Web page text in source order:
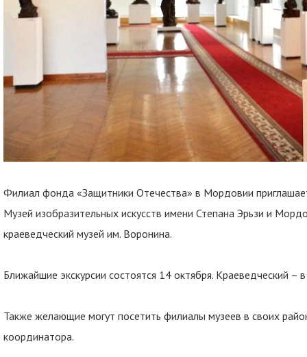
Филиал фонда «Защитники Отечества» в Мордовии
Музей изобразительных искусств имени Степана Эрьзи и
краеведческий музей им. Воронина.
Ближайшие экскурсии состоятся 14 октября. Краеведческий –
Также желающие могут посетить филиалы музеев в своих
координатора.